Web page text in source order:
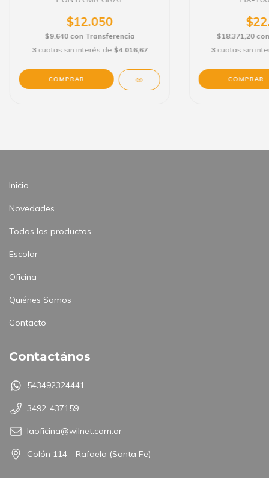
$12.050
$9.640 con Transferencia
3 cuotas sin interés de $4.016,67
$18.371,20 con
3 cuotas sin
Inicio
Novedades
Todos los productos
Escolar
Oficina
Quiénes Somos
Contacto
Contactános
543492324441
3492-437159
laoficina@wilnet.com.ar
Colón 114 - Rafaela (Santa Fe)